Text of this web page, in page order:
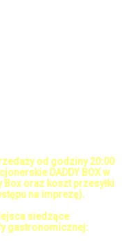
od godziny 20:00
DADDY BOX w
Box oraz koszt przesyłki
na imprezę).
siedzące
gastronomicznej: